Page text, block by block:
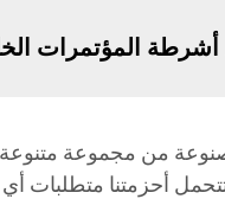
المؤتمرات
من مجموعة متنوعة من
أحزمتنا متطلبات